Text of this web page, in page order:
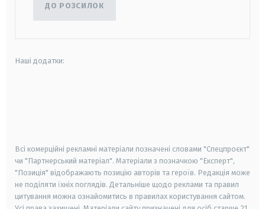
ДО РОЗСИЛОК
Наші додатки:
Всі комерційні рекламні матеріали позначені словами "Спецпроєкт"
чи "Партнерський матеріал". Матеріали з позначкою "Експерт",
"Позиція" відображають позицію авторів та героїв. Редакція може
не поділяти їхніх поглядів. Детальніше щодо реклами та правил
цитування можна ознайомитись в правилах користування сайтом.